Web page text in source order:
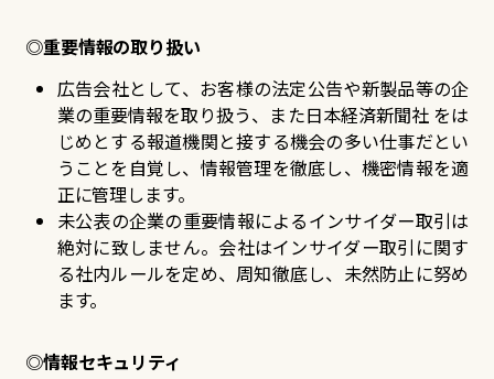
◎重要情報の取り扱い
広告会社として、お客様の法定公告や新製品等の企
業の重要情報を取り扱う、また日本経済新聞社 をは
じめとする報道機関と接する機会の多い仕事だとい
うことを自覚し、情報管理を徹底し、機密情報を適
正に管理します。
未公表の企業の重要情報によるインサイダー取引は
絶対に致しません。会社はインサイダー取引に関す
る社内ルールを定め、周知徹底し、未然防止に努め
ます。
◎情報セキュリティ